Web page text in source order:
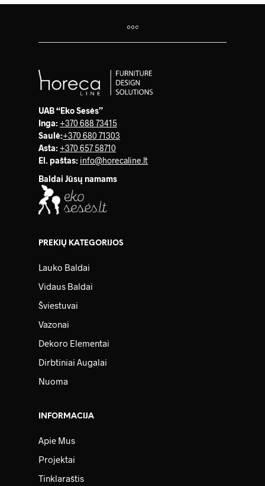
UAB “Eko Sesės”
Inga: +370 688 73415
Saulė:+370 680 71303
Asta: +370 657 58710
El. paštas: info@horecaline.lt
Baldai Jūsų namams
PREKIŲ KATEGORIJOS
Lauko Baldai
Vidaus Baldai
Šviestuvai
Vazonai
Dekoro Elementai
Dirbtiniai Augalai
Nuoma
INFORMACIJA
Apie Mus
Projektai
Tinklaraštis